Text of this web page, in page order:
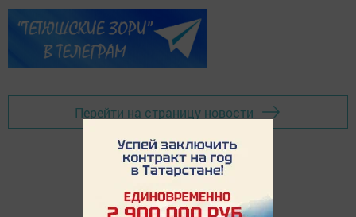
Перейти на страницу новости